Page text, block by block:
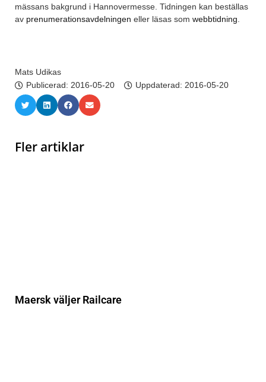
mässans bakgrund i Hannovermesse. Tidningen kan beställas
av prenumerationsavdelningen eller läsas som webbtidning.
Mats Udikas
Publicerad: 2016-05-20 Uppdaterad: 2016-05-20
Fler artiklar
Maersk väljer Railcare